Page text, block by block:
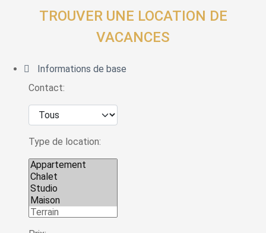
TROUVER UNE LOCATION DE
VACANCES
Informations de base
Contact:
Type de location: